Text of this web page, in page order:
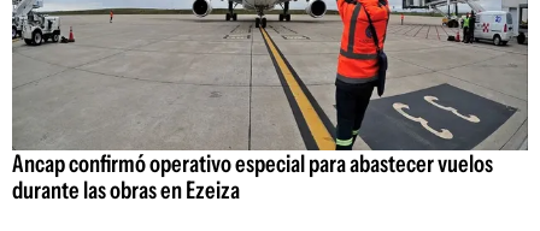
Ancap confirmó operativo especial para abastecer vuelos
durante las obras en Ezeiza